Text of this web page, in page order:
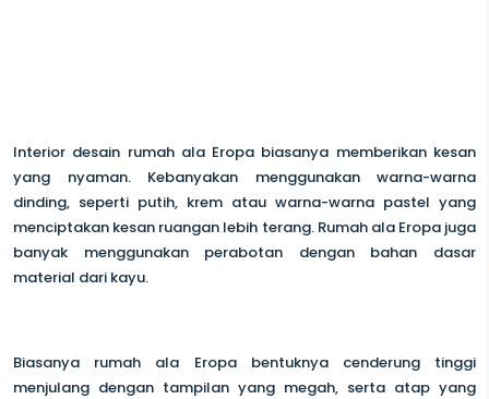
Interior desain rumah ala Eropa biasanya memberikan kesan
yang nyaman. Kebanyakan menggunakan warna-warna
dinding, seperti putih, krem atau warna-warna pastel yang
menciptakan kesan ruangan lebih terang. Rumah ala Eropa juga
banyak menggunakan perabotan dengan bahan dasar
material dari kayu.
Biasanya rumah ala Eropa bentuknya cenderung tinggi
menjulang dengan tampilan yang megah, serta atap yang